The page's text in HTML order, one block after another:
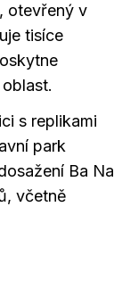
otevřený v
tisíce
s replikami
park
Ba Na
včetně